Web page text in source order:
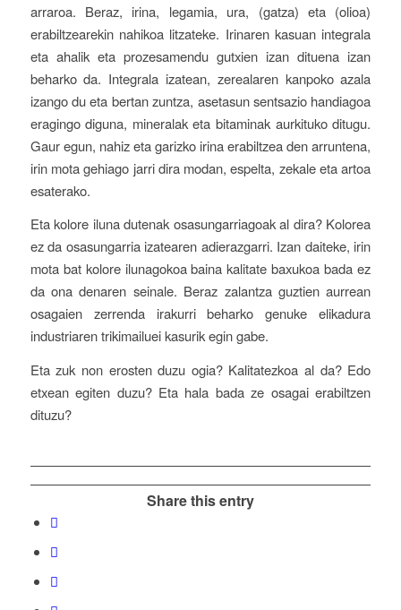
arraroa. Beraz, irina, legamia, ura, (gatza) eta (olioa)
erabiltzearekin nahikoa litzateke. Irinaren kasuan integrala
eta ahalik eta prozesamendu gutxien izan dituena izan
beharko da. Integrala izatean, zerealaren kanpoko azala
izango du eta bertan zuntza, asetasun sentsazio handiagoa
eragingo diguna, mineralak eta bitaminak aurkituko ditugu.
Gaur egun, nahiz eta garizko irina erabiltzea den arruntena,
irin mota gehiago jarri dira modan, espelta, zekale eta artoa
esaterako.
Eta kolore iluna dutenak osasungarriagoak al dira? Kolorea
ez da osasungarria izatearen adierazgarri. Izan daiteke, irin
mota bat kolore ilunagokoa baina kalitate baxukoa bada ez
da ona denaren seinale. Beraz zalantza guztien aurrean
osagaien zerrenda irakurri beharko genuke elikadura
industriaren trikimailuei kasurik egin gabe.
Eta zuk non erosten duzu ogia? Kalitatezkoa al da? Edo
etxean egiten duzu? Eta hala bada ze osagai erabiltzen
dituzu?
Share this entry